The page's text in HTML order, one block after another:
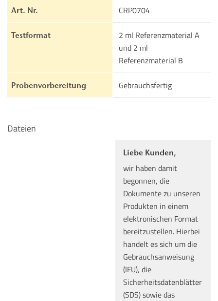
Art. Nr. CRP0704
Testformat
2 ml Referenzmaterial A
und 2 ml
Referenzmaterial B
Probenvorbereitung Gebrauchsfertig
Dateien
Liebe Kunden,
wir haben damit
begonnen, die
Dokumente zu unseren
Produkten in einem
elektronischen Format
bereitzustellen. Hierbei
handelt es sich um die
Gebrauchsanweisung
(IFU), die
Sicherheitsdatenblätter
(SDS) sowie das